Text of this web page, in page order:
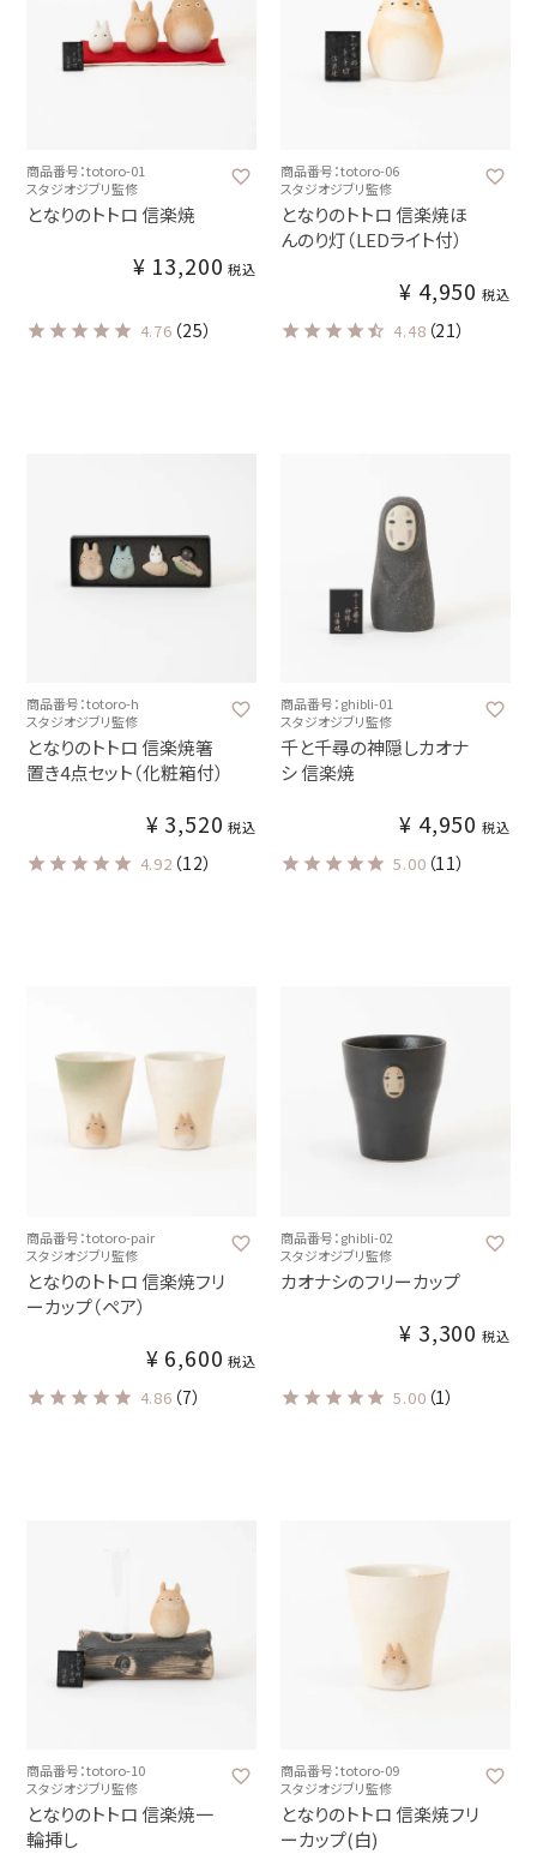
商品番号：totoro-01
スタジオジブリ監修
となりのトトロ 信楽焼
¥ 13,200 税込
4.76 （25）
商品番号：totoro-06
スタジオジブリ監修
となりのトトロ 信楽焼ほ
んのり灯（LEDライト付）
¥ 4,950 税込
4.48 （21）
商品番号：totoro-h
スタジオジブリ監修
となりのトトロ 信楽焼箸
置き4点セット（化粧箱付）
¥ 3,520 税込
4.92 （12）
商品番号：ghibli-01
スタジオジブリ監修
千と千尋の神隠しカオナ
シ 信楽焼
¥ 4,950 税込
5.00 （11）
商品番号：totoro-pair
スタジオジブリ監修
となりのトトロ 信楽焼フリ
ーカップ（ペア）
¥ 6,600 税込
4.86 （7）
商品番号：ghibli-02
スタジオジブリ監修
カオナシのフリーカップ
¥ 3,300 税込
5.00 （1）
商品番号：totoro-10
スタジオジブリ監修
となりのトトロ 信楽焼一
輪挿し
商品番号：totoro-09
スタジオジブリ監修
となりのトトロ 信楽焼フリ
ーカップ(白)